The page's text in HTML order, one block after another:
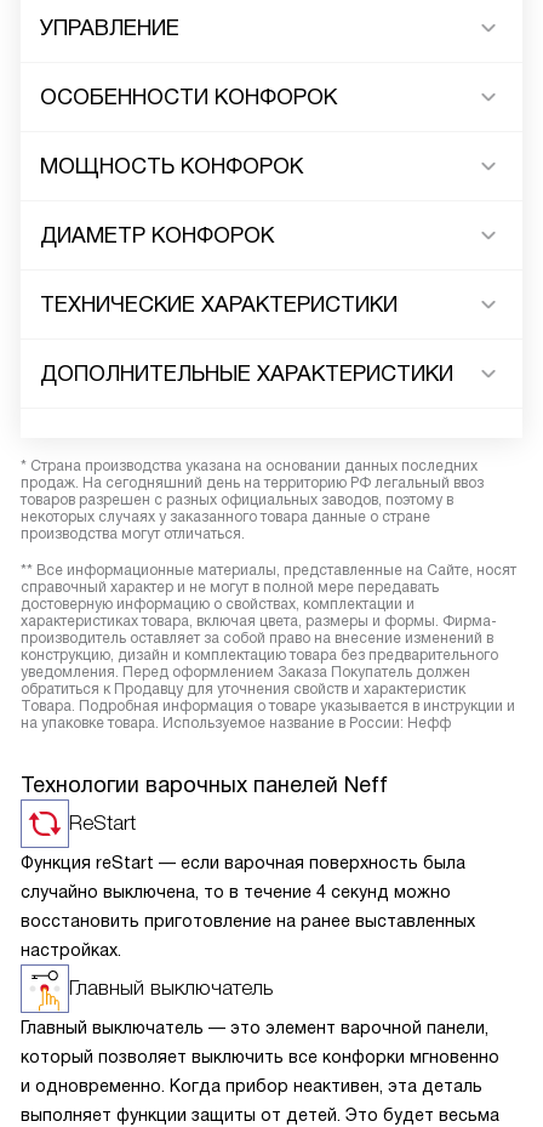
УПРАВЛЕНИЕ
ОСОБЕННОСТИ КОНФОРОК
МОЩНОСТЬ КОНФОРОК
ДИАМЕТР КОНФОРОК
ТЕХНИЧЕСКИЕ ХАРАКТЕРИСТИКИ
ДОПОЛНИТЕЛЬНЫЕ ХАРАКТЕРИСТИКИ
* Страна производства указана на основании данных последних
продаж. На сегодняшний день на территорию РФ легальный ввоз
товаров разрешен с разных официальных заводов, поэтому в
некоторых случаях у заказанного товара данные о стране
производства могут отличаться.
** Все информационные материалы, представленные на Сайте, носят
справочный характер и не могут в полной мере передавать
достоверную информацию о свойствах, комплектации и
характеристиках товара, включая цвета, размеры и формы. Фирма-
производитель оставляет за собой право на внесение изменений в
конструкцию, дизайн и комплектацию товара без предварительного
уведомления. Перед оформлением Заказа Покупатель должен
обратиться к Продавцу для уточнения свойств и характеристик
Товара. Подробная информация о товаре указывается в инструкции и
на упаковке товара. Используемое название в России: Нефф
Технологии варочных панелей Neff
ReStart
Функция reStart — если варочная поверхность была
случайно выключена, то в течение 4 секунд можно
восстановить приготовление на ранее выставленных
настройках.
Главный выключатель
Главный выключатель — это элемент варочной панели,
который позволяет выключить все конфорки мгновенно
и одновременно. Когда прибор неактивен, эта деталь
выполняет функции защиты от детей. Это будет весьма